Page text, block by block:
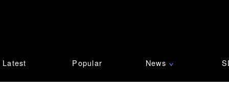
Latest Popular News ∨